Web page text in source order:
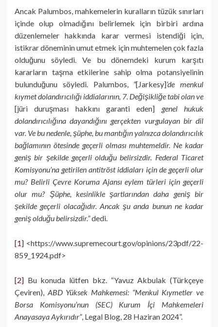
Ancak Palumbos, mahkemelerin kuralların tüzük sınırları
içinde olup olmadığını belirlemek için birbiri ardına
düzenlemeler hakkında karar vermesi istendiği için,
istikrar döneminin umut etmek için muhtemelen çok fazla
olduğunu söyledi. Ve bu dönemdeki kurum karşıtı
kararların taşma etkilerine sahip olma potansiyelinin
bulunduğunu söyledi. Palumbos, “[Jarkesy]’de menkul
kıymet dolandırıcılığı iddialarının, 7. Değişikliğe tabi olan ve
[jüri duruşması hakkını garanti eden] genel hukuk
dolandırıcılığına dayandığını gerçekten vurgulayan bir dil
var. Ve bu nedenle, şüphe, bu mantığın yalnızca dolandırıcılık
bağlamının ötesinde geçerli olması muhtemeldir. Ne kadar
geniş bir şekilde geçerli olduğu belirsizdir. Federal Ticaret
Komisyonu’na getirilen antitröst iddiaları için de geçerli olur
mu? Belirli Çevre Koruma Ajansı eylem türleri için geçerli
olur mu? Şüphe, kesinlikle şartlarından daha geniş bir
şekilde geçerli olacağıdır. Ancak şu anda bunun ne kadar
geniş olduğu belirsizdir.”dedi.
[1] <https://www.supremecourt.gov/opinions/23pdf/22-
859_1924.pdf>
[2] Bu konuda lütfen bkz. “Yavuz Akbulak (Türkçeye
Çeviren), ABD Yüksek Mahkemesi: “Menkul Kıymetler ve
Borsa Komisyonu’nun (SEC) Kurum İçi Mahkemeleri
Anayasaya Aykırıdır”, Legal Blog, 28 Haziran 2024”.